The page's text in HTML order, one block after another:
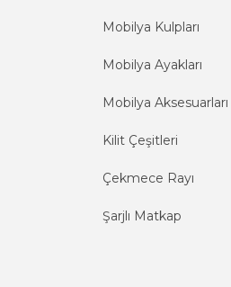
Mobilya Kulpları
Mobilya Ayakları
Mobilya Aksesuarları
Kilit Çeşitleri
Çekmece Rayı
Şarjlı Matkap